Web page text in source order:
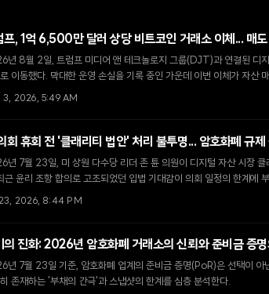
프, 1억 6,500만 달러 상당 비트코인 거래소 이체... 매
년 8월 2일, 트럼프 미디어 앤 테크놀로지 그룹(DJT)과 연결된 디
이동했다. 막대한 운영 손실을 기록 중인 가운데 이번 이체가 자산
3, 2026, 5:49 AM
회 휴회 전 '클래리티 법안' 처리 불투명... 암호화폐 규제
년 7월 23일, 미 상원 다수당 리더 존 튠 의원이 디지털 자산 시장 클
근 윤리 조항 합의로 고조되었던 입법 기대감이 의회 일정의 한계에
2026, 8:44 PM
의 진화: 2026년 암호화폐 거래소의 신뢰와 준비금 증
년 7월 23일 기준, 암호화폐 업계의 준비금 증명(PoR)은 선택이 아
존재하는 '부채의 간극'과 스냅샷의 한계를 심층 분석한다.